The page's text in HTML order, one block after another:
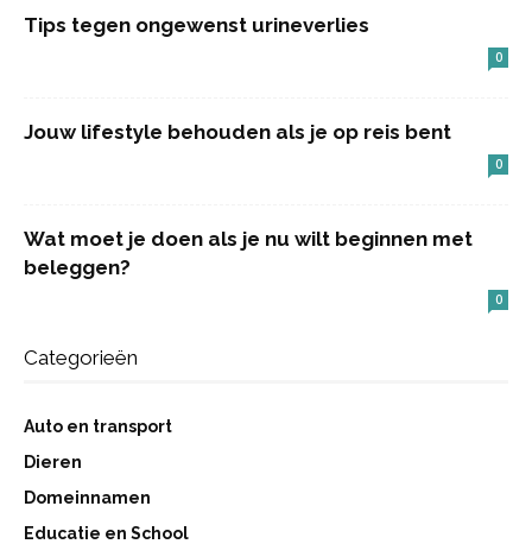
Tips tegen ongewenst urineverlies
0
Jouw lifestyle behouden als je op reis bent
0
Wat moet je doen als je nu wilt beginnen met
beleggen?
0
Categorieën
Auto en transport
Dieren
Domeinnamen
Educatie en School